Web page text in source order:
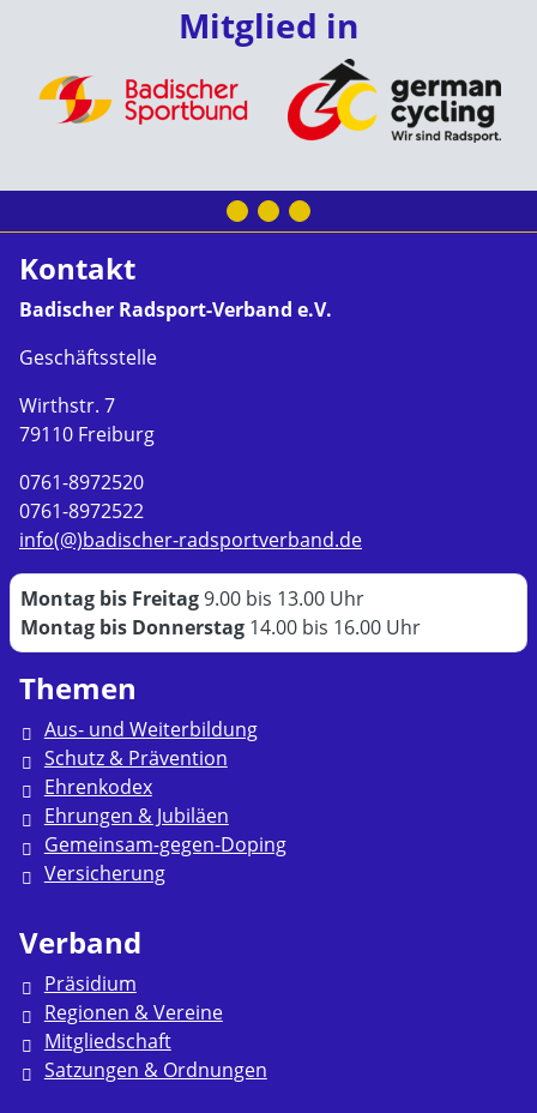
Mitglied in
Kontakt
Badischer Radsport-Verband e.V.
Geschäftsstelle
Wirthstr. 7
79110 Freiburg
0761-8972520
0761-8972522
info(@)badischer-radsportverband.de
Montag bis Freitag9.00 bis 13.00 Uhr
Montag bis Donnerstag 14.00 bis 16.00 Uhr
Themen
Aus- und Weiterbildung
Schutz & Prävention
Ehrenkodex
Ehrungen & Jubiläen
Gemeinsam-gegen-Doping
Versicherung
Verband
Präsidium
Regionen & Vereine
Mitgliedschaft
Satzungen & Ordnungen